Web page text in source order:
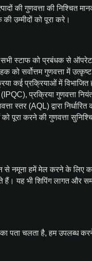
की गुणवत्ता की निश्चित
उम्मीदों को पूरा करे।
स्टाफ को प्रबंधक से
सर्वोत्तम गुणवत्ता में
कई प्रक्रियाओं में विभाजित
प्रक्रिया गुणवत्ता
स्तर (AQL) द्वारा निर्धारित
पूरा करने की गुणवत्ता
से नमूना हमें मेल करने के लिए
हैं। यह भी शिपिंग लागत और
पता चलता है, हम उपलब्ध